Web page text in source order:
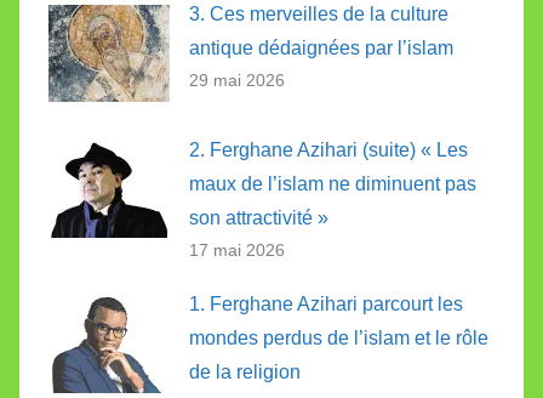
3. Ces merveilles de la culture
antique dédaignées par l’islam
29 mai 2026
2. Ferghane Azihari (suite) « Les
maux de l’islam ne diminuent pas
son attractivité »
17 mai 2026
1. Ferghane Azihari parcourt les
mondes perdus de l’islam et le rôle
de la religion